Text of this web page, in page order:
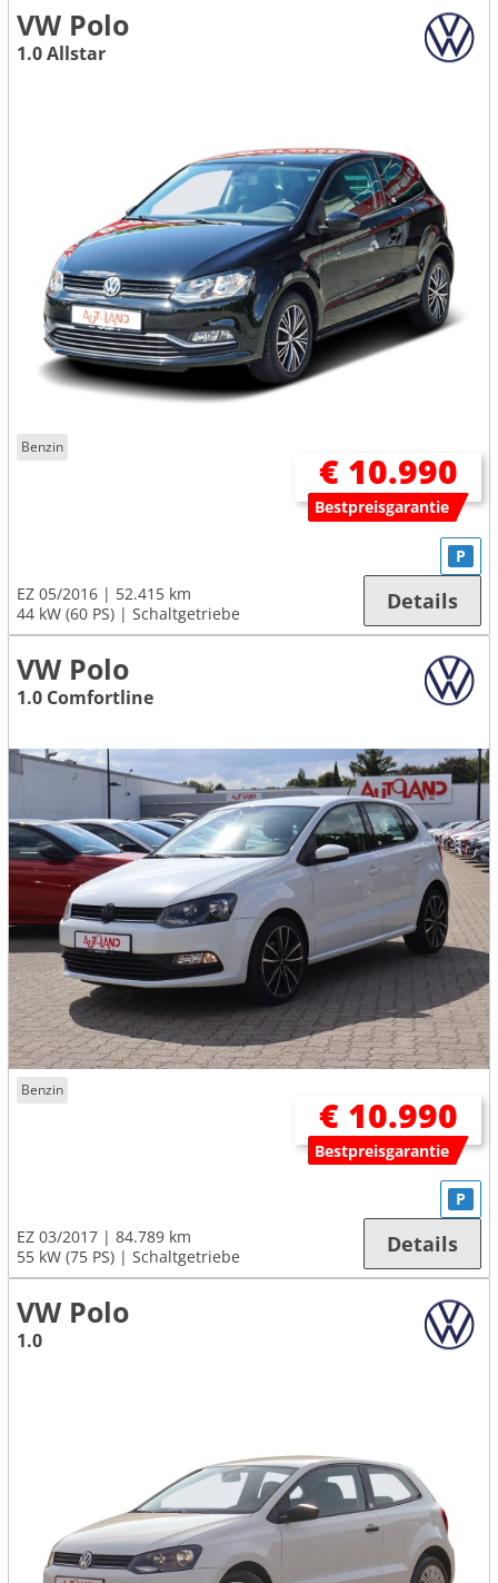
VW Polo
1.0 Allstar
Benzin
€ 10.990
Bestpreisgarantie
EZ 05/2016
52.415 km
44 kW (60 PS)
Schaltgetriebe
P
Details
VW Polo
1.0 Comfortline
Benzin
€ 10.990
Bestpreisgarantie
EZ 03/2017
84.789 km
55 kW (75 PS)
Schaltgetriebe
P
Details
VW Polo
1.0